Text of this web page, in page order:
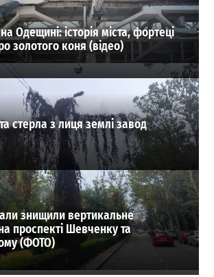
Одещині: історія міста, фортеці
золотого коня (відео)
стерла з лиця землі завод
знищили вертикальне
проспекті Шевченку та
(ФОТО)